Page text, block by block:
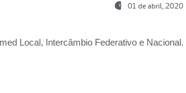
01 de abril, 2020
Local, Intercâmbio Federativo e Nacional.